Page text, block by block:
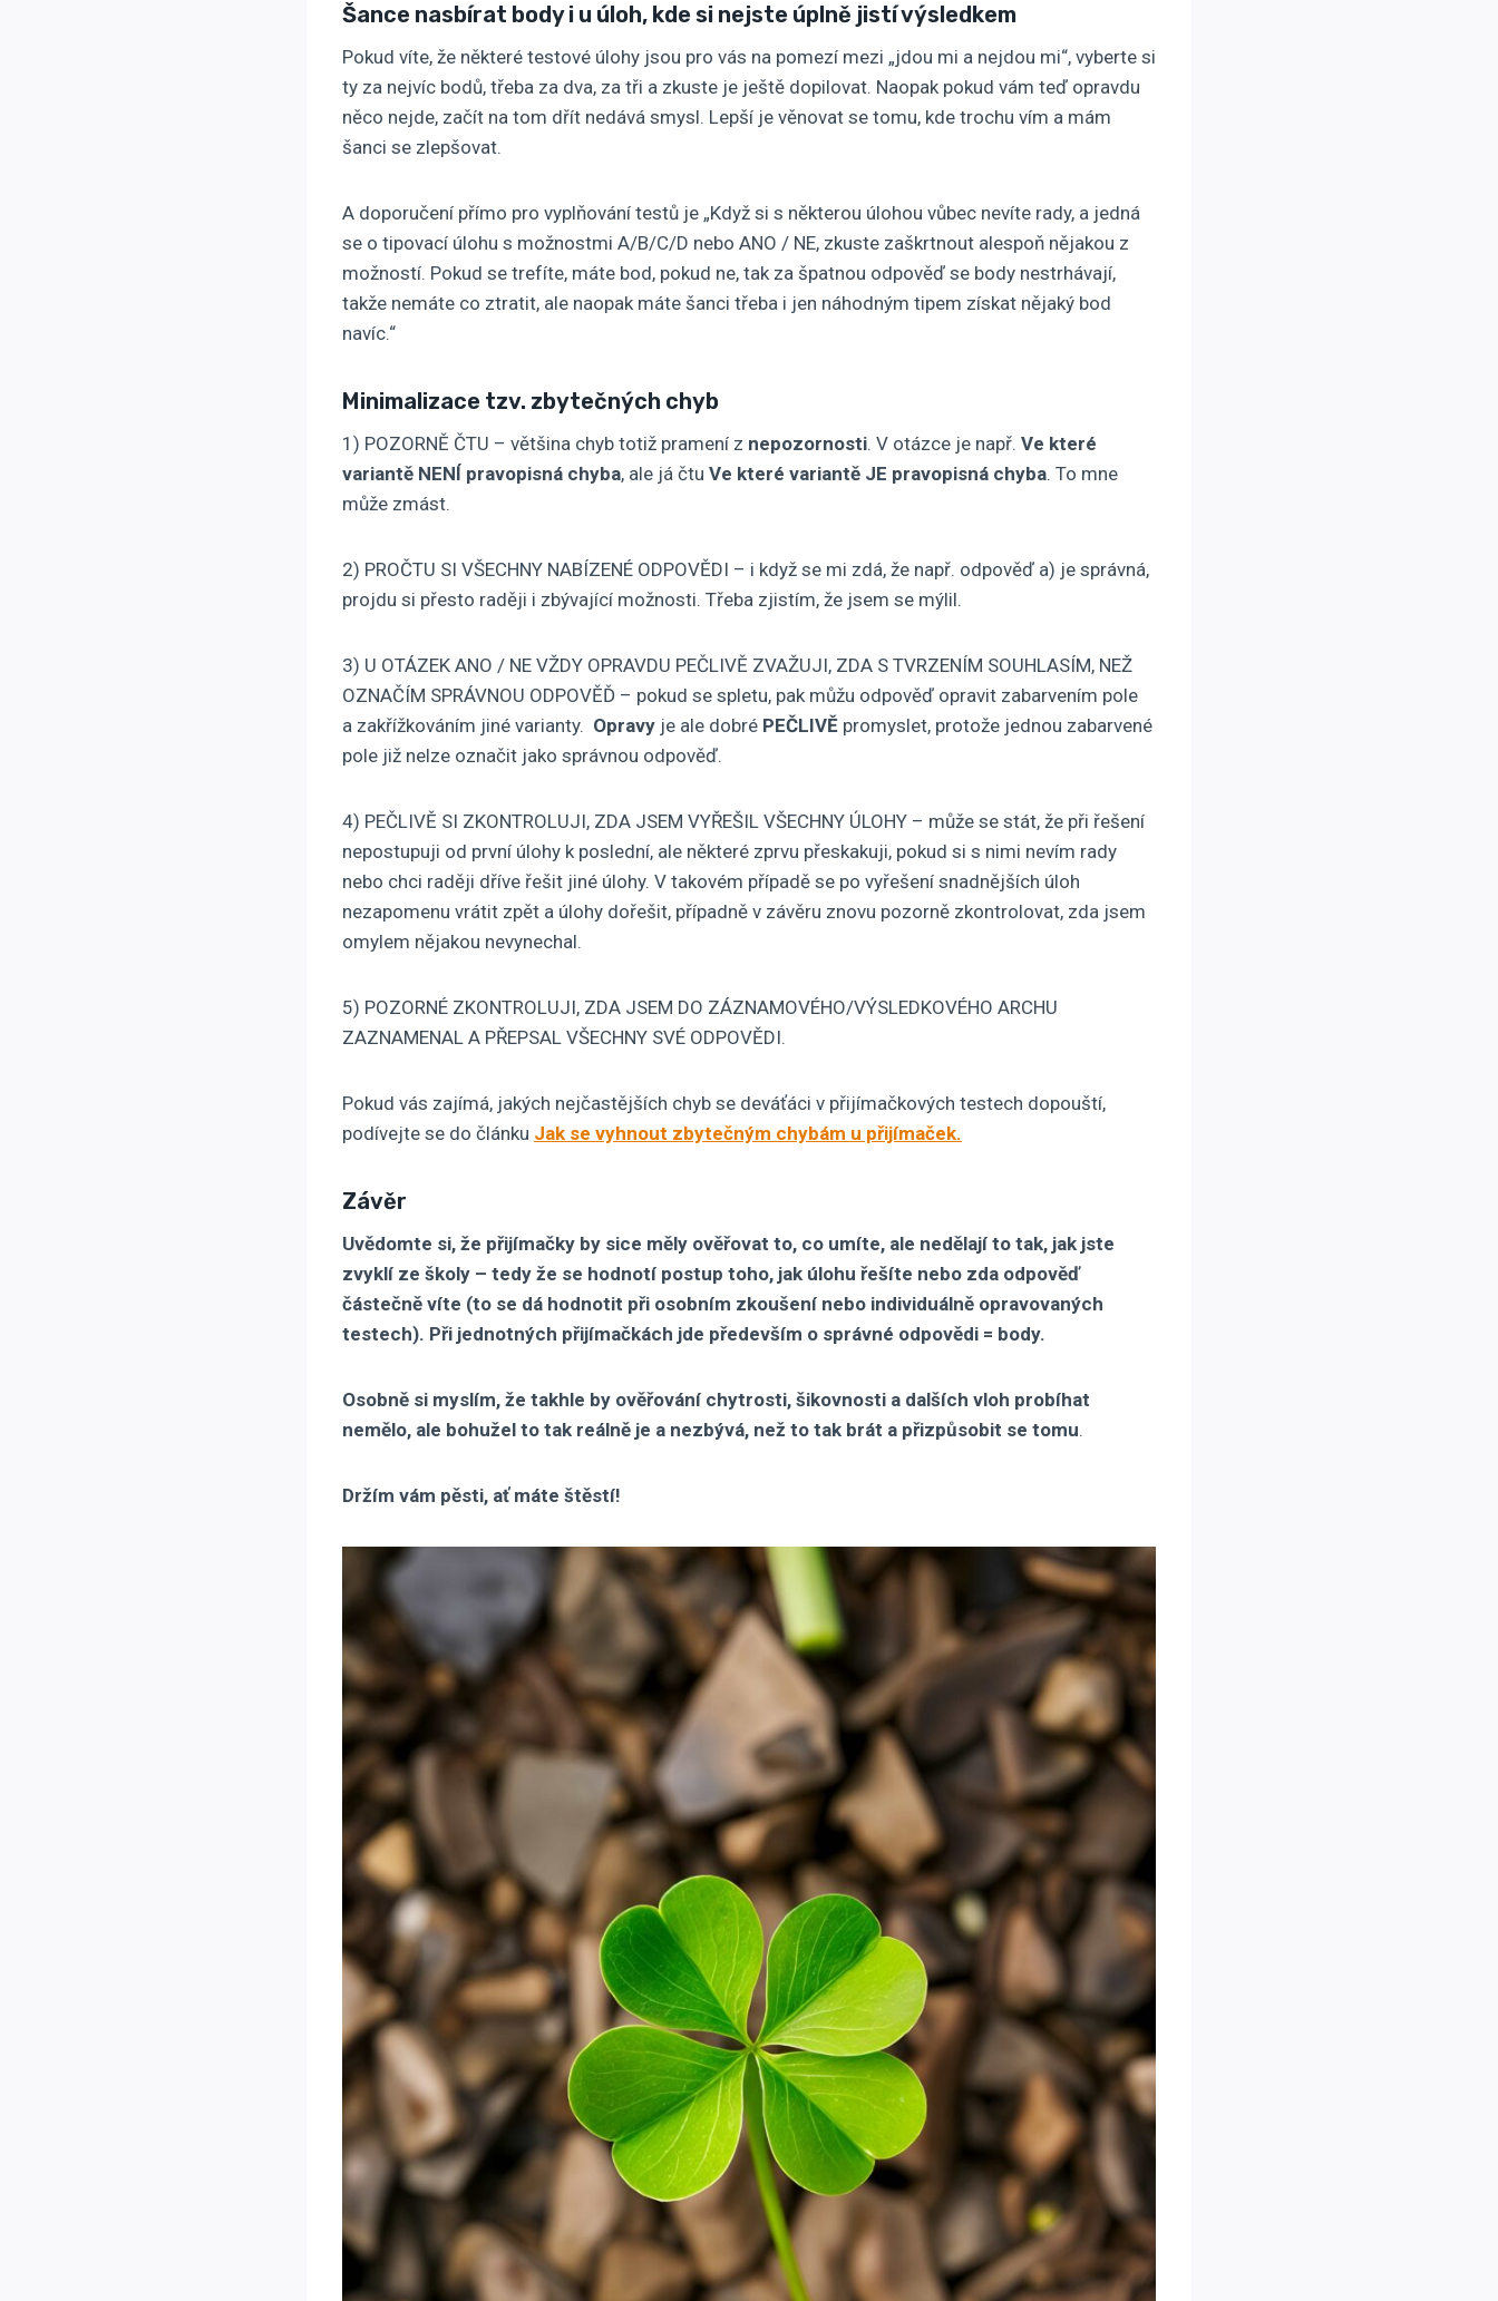
Šance nasbírat body i u úloh, kde si nejste úplně jistí výsledkem
Pokud víte, že některé testové úlohy jsou pro vás na pomezí mezi „jdou mi a nejdou mi“, vyberte si
ty za nejvíc bodů, třeba za dva, za tři a zkuste je ještě dopilovat. Naopak pokud vám teď opravdu
něco nejde, začít na tom dřít nedává smysl. Lepší je věnovat se tomu, kde trochu vím a mám
šanci se zlepšovat.
A doporučení přímo pro vyplňování testů je „Když si s některou úlohou vůbec nevíte rady, a jedná
se o tipovací úlohu s možnostmi A/B/C/D nebo ANO / NE, zkuste zaškrtnout alespoň nějakou z
možností. Pokud se trefíte, máte bod, pokud ne, tak za špatnou odpověď se body nestrhávají,
takže nemáte co ztratit, ale naopak máte šanci třeba i jen náhodným tipem získat nějaký bod
navíc.“
Minimalizace tzv. zbytečných chyb
1) POZORNĚ ČTU – většina chyb totiž pramení z nepozornosti. V otázce je např. Ve které
variantě NENÍ pravopisná chyba, ale já čtu Ve které variantě JE pravopisná chyba. To mne
může zmást.
2) PROČTU SI VŠECHNY NABÍZENÉ ODPOVĚDI – i když se mi zdá, že např. odpověď a) je správná,
projdu si přesto raději i zbývající možnosti. Třeba zjistím, že jsem se mýlil.
3) U OTÁZEK ANO / NE VŽDY OPRAVDU PEČLIVĚ ZVAŽUJI, ZDA S TVRZENÍM SOUHLASÍM, NEŽ
OZNAČÍM SPRÁVNOU ODPOVĚĎ – pokud se spletu, pak můžu odpověď opravit zabarvením pole
a zakřížkováním jiné varianty. Opravy je ale dobré PEČLIVĚ promyslet, protože jednou zabarvené
pole již nelze označit jako správnou odpověď.
4) PEČLIVĚ SI ZKONTROLUJI, ZDA JSEM VYŘEŠIL VŠECHNY ÚLOHY – může se stát, že při řešení
nepostupuji od první úlohy k poslední, ale některé zprvu přeskakuji, pokud si s nimi nevím rady
nebo chci raději dříve řešit jiné úlohy. V takovém případě se po vyřešení snadnějších úloh
nezapomenu vrátit zpět a úlohy dořešit, případně v závěru znovu pozorně zkontrolovat, zda jsem
omylem nějakou nevynechal.
5) POZORNÉ ZKONTROLUJI, ZDA JSEM DO ZÁZNAMOVÉHO/VÝSLEDKOVÉHO ARCHU
ZAZNAMENAL A PŘEPSAL VŠECHNY SVÉ ODPOVĚDI.
Pokud vás zajímá, jakých nejčastějších chyb se deváťáci v přijímačkových testech dopouští,
podívejte se do článku Jak se vyhnout zbytečným chybám u přijímaček.
Závěr
Uvědomte si, že přijímačky by sice měly ověřovat to, co umíte, ale nedělají to tak, jak jste
zvyklí ze školy – tedy že se hodnotí postup toho, jak úlohu řešíte nebo zda odpověď
částečně víte (to se dá hodnotit při osobním zkoušení nebo individuálně opravovaných
testech). Při jednotných přijímačkách jde především o správné odpovědi = body.
Osobně si myslím, že takhle by ověřování chytrosti, šikovnosti a dalších vloh probíhat
nemělo, ale bohužel to tak reálně je a nezbývá, než to tak brát a přizpůsobit se tomu.
Držím vám pěsti, ať máte štěstí!